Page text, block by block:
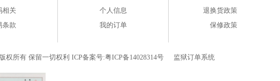
相关
条款
个人信息
我的订单
退换货政策
保修政策
权所有 保留一切权利 ICP备案号:粤ICP备14028314号
监狱订单系统